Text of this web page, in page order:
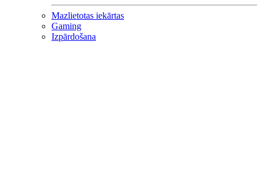
Mazlietotas iekārtas
Gaming
Izpārdošana